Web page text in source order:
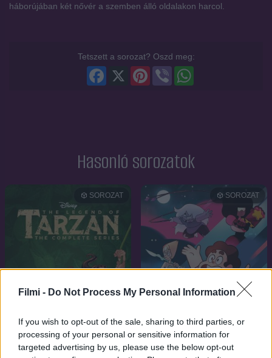
Filmi - Do Not Process My Personal Information
If you wish to opt-out of the sale, sharing to third parties, or
processing of your personal or sensitive information for
targeted advertising by us, please use the below opt-out
háborújában két nővér a szemben álló oldalakon harcol.
Tetszett a sorozat? Oszd meg:
Viber
Pinterest
Facebook
Hasonló sorozatok
SOROZAT SOROZAT